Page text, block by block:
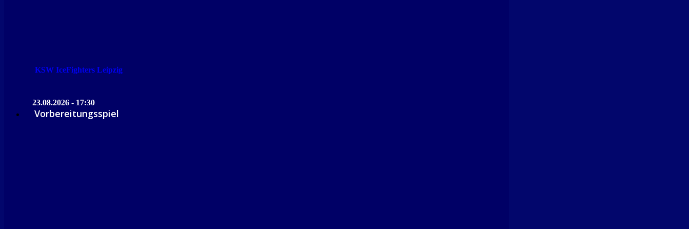
KSW IceFighters Leipzig
23.08.2026 - 17:30
Vorbereitungsspiel